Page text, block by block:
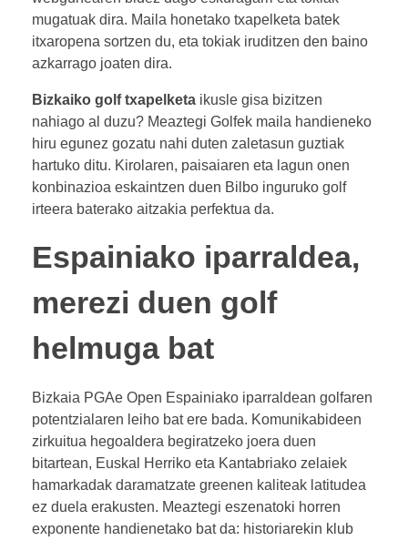
mugatuak dira. Maila honetako txapelketa batek
itxaropena sortzen du, eta tokiak iruditzen den baino
azkarrago joaten dira.
Bizkaiko golf txapelketa ikusle gisa bizitzen
nahiago al duzu? Meaztegi Golfek maila handieneko
hiru egunez gozatu nahi duten zaletasun guztiak
hartuko ditu. Kirolaren, paisaiaren eta lagun onen
konbinazioa eskaintzen duen Bilbo inguruko golf
irteera baterako aitzakia perfektua da.
Espainiako iparraldea,
merezi duen golf
helmuga bat
Bizkaia PGAe Open Espainiako iparraldean golfaren
potentzialaren leiho bat ere bada. Komunikabideen
zirkuitua hegoaldera begiratzeko joera duen
bitartean, Euskal Herriko eta Kantabriako zelaiek
hamarkadak daramatzate greenen kaliteak latitudea
ez duela erakusten. Meaztegi eszenatoki horren
exponente handienetako bat da: historiarekin klub